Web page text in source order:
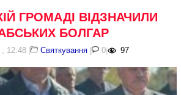
ГРОМАДІ ВІДЗНАЧИЛИ
БОЛГАР
, 12:48 | Святкування | 0| 97